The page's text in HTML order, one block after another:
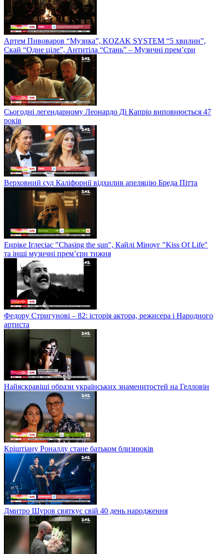
Артем Пивоваров “Музика”, KOZAK SYSTEM “5 хвилин”,
Скай “Одне ціле”, Антитіла “Стань” – Музичні прем’єри
Сьогодні легендарному Леонардо Ді Капріо виповнюється 47
років
Верховний суд Каліфорнії відхилив апеляцію Бреда Пітта
Енріке Іглесіас "Chasing the sun", Кайлі Міноуг "Kiss Of Life"
та інші музичні прем’єри тижня
Федору Стригунові – 82: історія актора, режисера і Народного
артиста
Найяскравіші образи українських знаменитостей на Гелловін
Кріштіану Роналду стане батьком близнюків
Дмитро Шуров святкує свій 40 день народження